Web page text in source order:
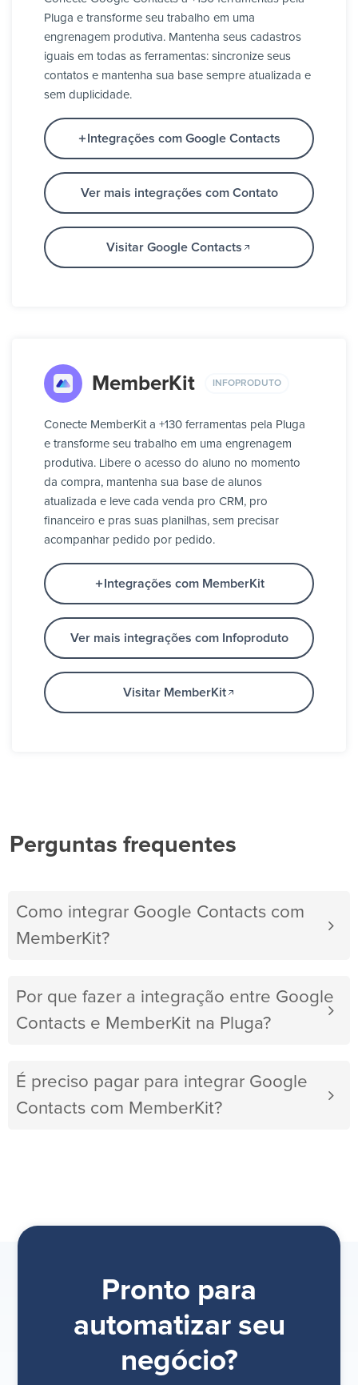
Pluga e transforme seu trabalho em uma
engrenagem produtiva. Mantenha seus cadastros
iguais em todas as ferramentas: sincronize seus
contatos e mantenha sua base sempre atualizada e
sem duplicidade.
Integrações com Google Contacts
Ver mais integrações com Contato
Visitar Google Contacts
MemberKit INFOPRODUTO
Conecte MemberKit a +130 ferramentas pela Pluga
e transforme seu trabalho em uma engrenagem
produtiva. Libere o acesso do aluno no momento
da compra, mantenha sua base de alunos
atualizada e leve cada venda pro CRM, pro
financeiro e pras suas planilhas, sem precisar
acompanhar pedido por pedido.
Integrações com MemberKit
Ver mais integrações com Infoproduto
Visitar MemberKit
Perguntas frequentes
Como integrar Google Contacts com
MemberKit?
Por que fazer a integração entre Google
Contacts e MemberKit na Pluga?
É preciso pagar para integrar Google
Contacts com MemberKit?
Pronto para
automatizar seu
negócio?